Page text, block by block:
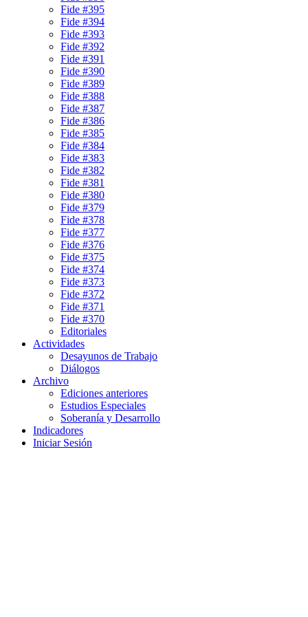
Fide #395
Fide #394
Fide #393
Fide #392
Fide #391
Fide #390
Fide #389
Fide #388
Fide #387
Fide #386
Fide #385
Fide #384
Fide #383
Fide #382
Fide #381
Fide #380
Fide #379
Fide #378
Fide #377
Fide #376
Fide #375
Fide #374
Fide #373
Fide #372
Fide #371
Fide #370
Editoriales
Actividades
Desayunos de Trabajo
Diálogos
Archivo
Ediciones anteriores
Estudios Especiales
Soberanía y Desarrollo
Indicadores
Iniciar Sesión